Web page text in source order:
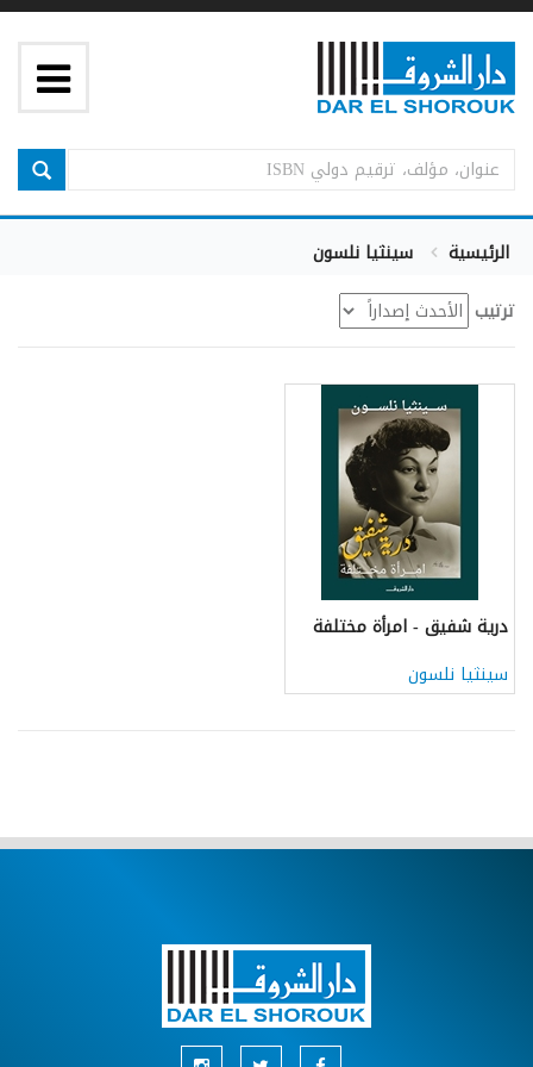
الرئيسية
سينثيا نلسون
ترتيب
درية شفيق - امرأة مختلفة
سينثيا نلسون